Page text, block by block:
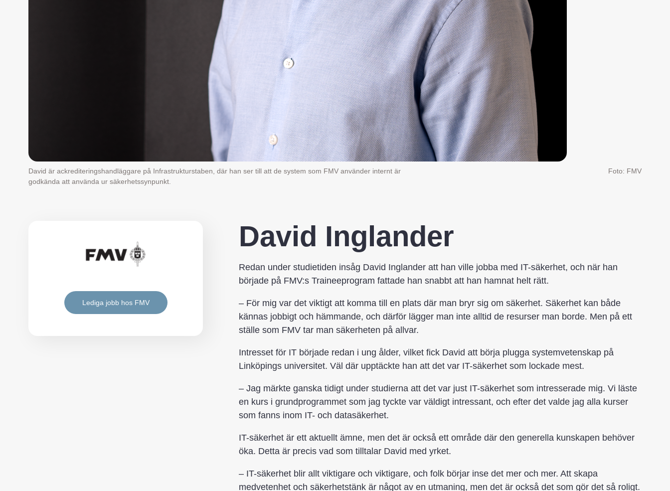
David är ackrediteringshandläggare på Infrastrukturstaben, där han ser till att de system som FMV använder internt är
godkända att använda ur säkerhetssynpunkt.
Foto: FMV
Lediga jobb hos FMV
David Inglander
Redan under studietiden insåg David Inglander att han ville jobba med IT-säkerhet, och när han
började på FMV:s Traineeprogram fattade han snabbt att han hamnat helt rätt.
– För mig var det viktigt att komma till en plats där man bryr sig om säkerhet. Säkerhet kan både
kännas jobbigt och hämmande, och därför lägger man inte alltid de resurser man borde. Men på ett
ställe som FMV tar man säkerheten på allvar.
Intresset för IT började redan i ung ålder, vilket fick David att börja plugga systemvetenskap på
Linköpings universitet. Väl där upptäckte han att det var IT-säkerhet som lockade mest.
– Jag märkte ganska tidigt under studierna att det var just IT-säkerhet som intresserade mig. Vi läste
en kurs i grundprogrammet som jag tyckte var väldigt intressant, och efter det valde jag alla kurser
som fanns inom IT- och datasäkerhet.
IT-säkerhet är ett aktuellt ämne, men det är också ett område där den generella kunskapen behöver
öka. Detta är precis vad som tilltalar David med yrket.
– IT-säkerhet blir allt viktigare och viktigare, och folk börjar inse det mer och mer. Att skapa
medvetenhet och säkerhetstänk är något av en utmaning, men det är också det som gör det så roligt.